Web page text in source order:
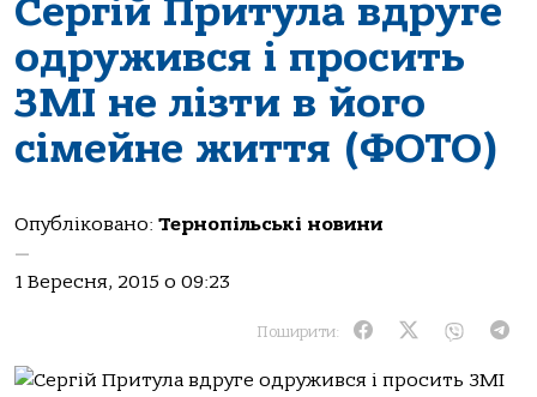
Сергій Притула вдруге
одружився і просить
ЗМІ не лізти в його
сімейне життя (ФОТО)
Опубліковано: Тернопільські новини
—
1 Вересня, 2015 о 09:23
Поширити: